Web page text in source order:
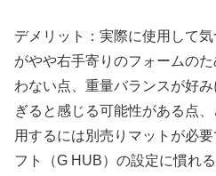
デメリット：実際に使用して
がやや右手寄りのフォームの
わない点、重量バランスが好
ぎると感じる可能性がある点
用するには別売りマットが必
フト（G HUB）の設定に慣れ